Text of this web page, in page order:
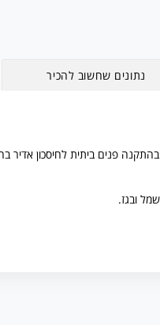
נתונים שחשוב להכיר
פנים ביתית לחיסכון אדיר
ובגז.